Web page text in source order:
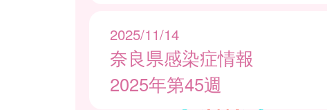
2025/11/14
奈良県感染症情報
2025年第45週